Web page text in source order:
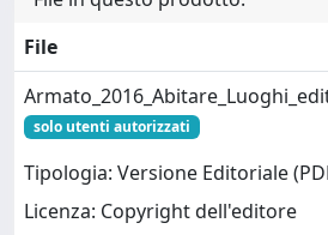
File
solo utenti autorizzati
Tipologia: Versione Editoriale
Licenza: Copyright dell'editore